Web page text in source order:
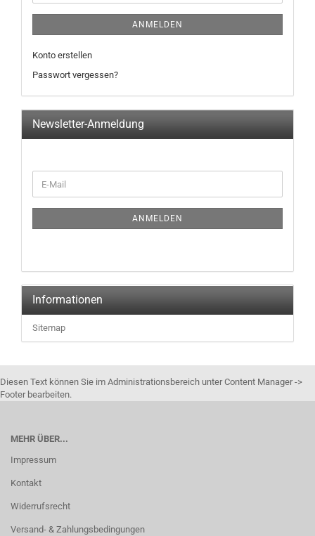
ANMELDEN
Konto erstellen
Passwort vergessen?
Newsletter-Anmeldung
ANMELDEN
Informationen
Sitemap
Diesen Text können Sie im Administrationsbereich unter Content Manager ->
Footer bearbeiten.
MEHR ÜBER...
Impressum
Kontakt
Widerrufsrecht
Versand- & Zahlungsbedingungen